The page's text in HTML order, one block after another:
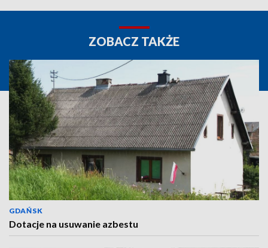
ZOBACZ TAKŻE
GDAŃSK
Dotacje na usuwanie azbestu